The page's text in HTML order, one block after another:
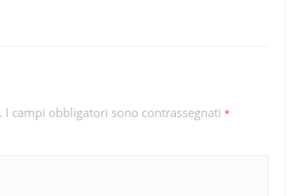
I campi obbligatori sono contrassegnati *